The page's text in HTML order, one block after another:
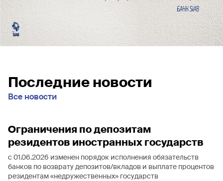
Последние новости
Все новости
Ограничения по депозитам
резидентов иностранных государств
с 01.06.2026 изменен порядок исполнения обязательств
банков по возврату депозитов/вкладов и выплате процентов
резидентам «недружественных» государств